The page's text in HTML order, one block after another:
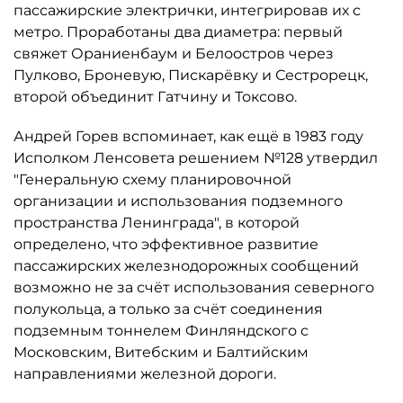
пассажирские электрички, интегрировав их с
метро. Проработаны два диаметра: первый
свяжет Ораниенбаум и Белоостров через
Пулково, Броневую, Пискарёвку и Сестрорецк,
второй объединит Гатчину и Токсово.
Андрей Горев вспоминает, как ещё в 1983 году
Исполком Ленсовета решением №128 утвердил
"Генеральную схему планировочной
организации и использования подземного
пространства Ленинграда", в которой
определено, что эффективное развитие
пассажирских железнодорожных сообщений
возможно не за счёт использования северного
полукольца, а только за счёт соединения
подземным тоннелем Финляндского с
Московским, Витебским и Балтийским
направлениями железной дороги.